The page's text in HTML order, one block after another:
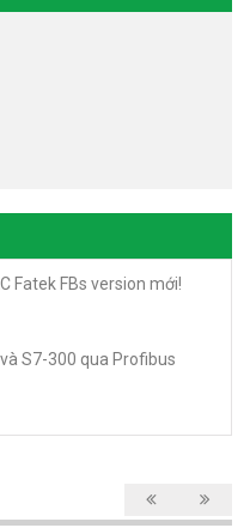
Fatek FBs version mới!
S7-300 qua Profibus